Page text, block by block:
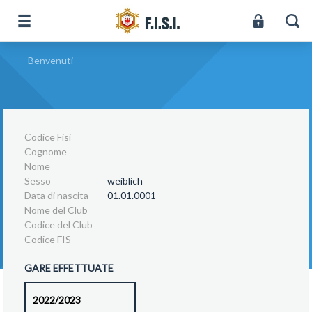
Benvenuti -
Codice Fisi
Cognome
Nome
Sesso
weiblich
Data di nascita
01.01.0001
Nome del Club
Codice del Club
Codice FIS
GARE EFFETTUATE